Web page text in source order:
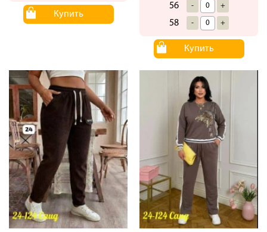
Купить
56 - +
58 - +
Купить